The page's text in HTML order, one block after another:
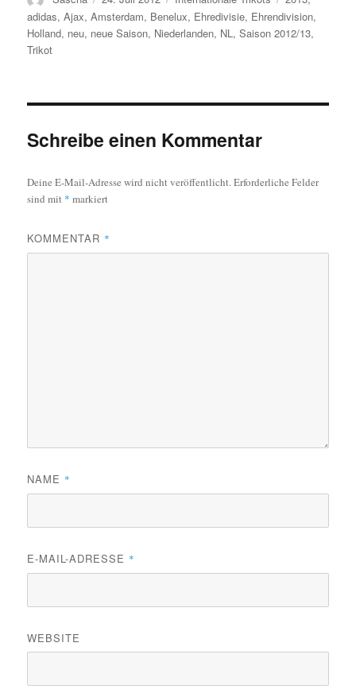
am
adidas,Ajax,Amsterdam, Benelux, Ehredivisie, Ehrendivision,
Holland, neu, neue Saison, Niederlanden, NL,Saison 2012/13,
Trikot
Schreibe einen Kommentar
Deine E-Mail-Adresse wird nicht veröffentlicht.Erforderliche Felder
sind mit * markiert
KOMMENTAR *
NAME *
E-MAIL-ADRESSE *
WEBSITE